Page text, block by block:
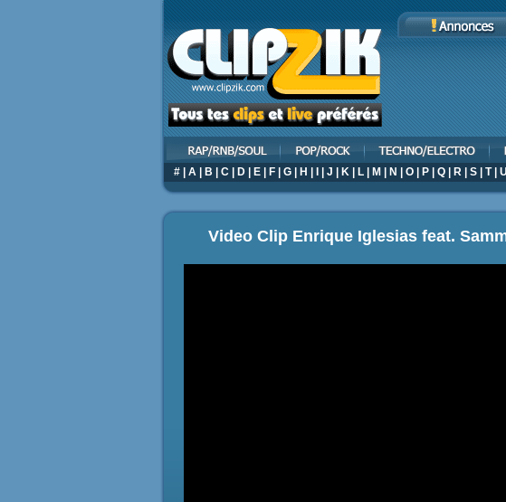
# A B C D E F G H J K L M N O P Q R S T| U
Video Clip Enrique Iglesias feat.